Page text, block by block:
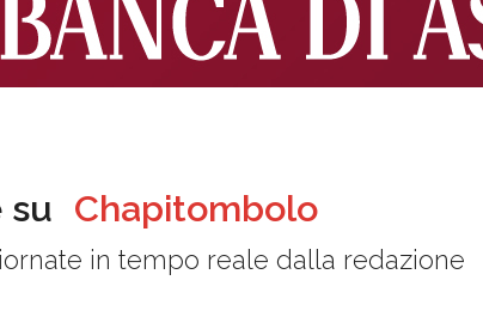
su Chapitombolo
in tempo reale dalla redazione